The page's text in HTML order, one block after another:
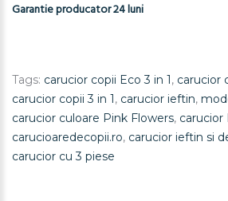
Garantie producator 24 luni
Tags: carucior copii Eco 3 in 1 , carucior
carucior copii 3 in 1 , carucior ieftin,
carucior culoare Pink Flowers, carucior
carucioaredecopii.ro, carucior ieftin si
carucior cu 3 piese